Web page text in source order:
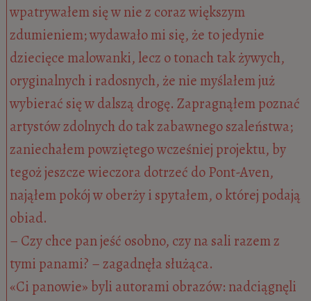
wpatrywałem się w nie z coraz większym
zdumieniem; wydawało mi się, że to jedynie
dziecięce malowanki, lecz o tonach tak żywych,
oryginalnych i radosnych, że nie myślałem już
wybierać się w dalszą drogę. Zapragnąłem poznać
artystów zdolnych do tak zabawnego szaleństwa;
zaniechałem powziętego wcześniej projektu, by
tegoż jeszcze wieczora dotrzeć do Pont-Aven,
nająłem pokój w oberży i spytałem, o której podają
obiad.
– Czy chce pan jeść osobno, czy na sali razem z
tymi panami? – zagadnęła służąca.
«Ci panowie» byli autorami obrazów: nadciągnęli